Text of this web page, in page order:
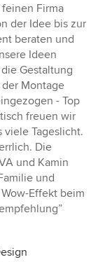
Firma
der Idee bis zur
beraten und
Ideen
Gestaltung
Montage
- Top
freuen wir
viele Tageslicht.
Die
und Kamin
und
Effekt beim